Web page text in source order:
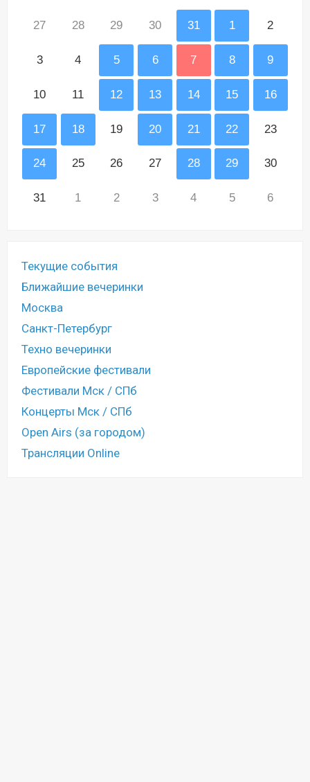
27 28 29 30 31 1 2
3 4 5 6 7 8 9
10 11 12 13 14 15 16
17 18 19 20 21 22 23
24 25 26 27 28 29 30
31 1 2 3 4 5 6
Текущие события
Ближайшие вечеринки
Москва
Санкт-Петербург
Техно вечеринки
Европейские фестивали
Фестивали Мск / СПб
Концерты Мск / СПб
Open Airs (за городом)
Трансляции Online